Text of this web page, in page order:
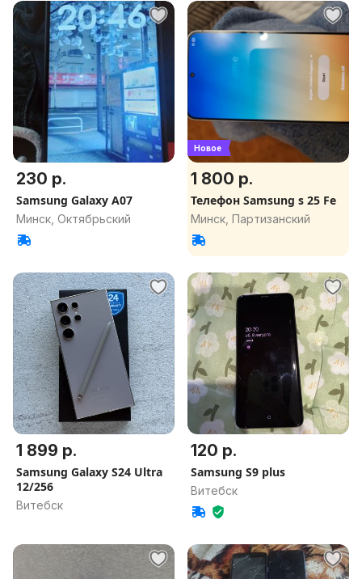
230 р.
Samsung Galaxy A07
Минск, Октябрьский
Новое
1 800 р.
Телефон Samsung s 25 Fe
Минск, Партизанский
1 899 р.
Samsung Galaxy S24 Ultra
12/256
Витебск
120 р.
Samsung S9 plus
Витебск